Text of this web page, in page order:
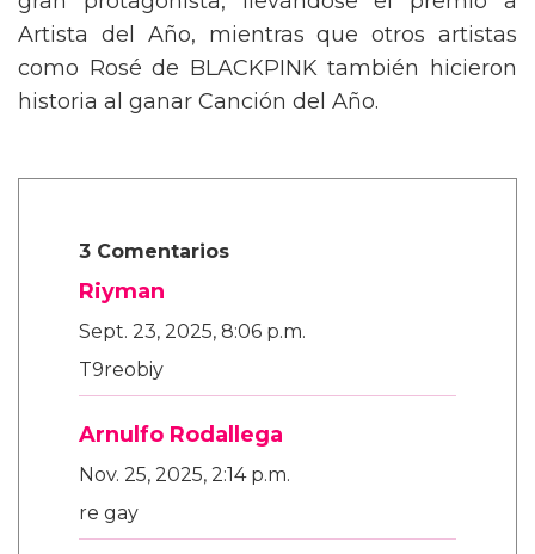
Artista del Año, mientras que otros artistas
como Rosé de BLACKPINK también hicieron
historia al ganar Canción del Año.
3 Comentarios
Riyman
Sept. 23, 2025, 8:06 p.m.
T9reobiy
Arnulfo Rodallega
Nov. 25, 2025, 2:14 p.m.
re gay